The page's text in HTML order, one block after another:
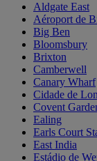
Aldgate East
Aéroport de
Big Ben
Bloomsbury
Brixton
Camberwell
Canary Wharf
Cidade de
Covent
Ealing
Earls Court
East India
Estádio de